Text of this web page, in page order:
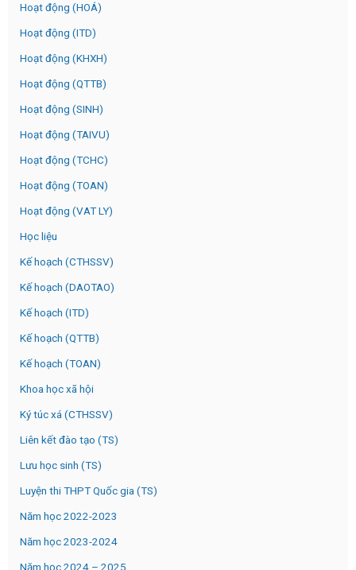
Hoạt động (HOÁ)
Hoạt động (ITD)
Hoạt động (KHXH)
Hoạt động (QTTB)
Hoạt động (SINH)
Hoạt động (TAIVU)
Hoạt động (TCHC)
Hoạt động (TOAN)
Hoạt động (VAT LY)
Học liệu
Kế hoạch (CTHSSV)
Kế hoạch (DAOTAO)
Kế hoạch (ITD)
Kế hoạch (QTTB)
Kế hoạch (TOAN)
Khoa học xã hội
Ký túc xá (CTHSSV)
Liên kết đào tạo (TS)
Lưu học sinh (TS)
Luyện thi THPT Quốc gia (TS)
Năm học 2022-2023
Năm học 2023-2024
Năm học 2024 – 2025